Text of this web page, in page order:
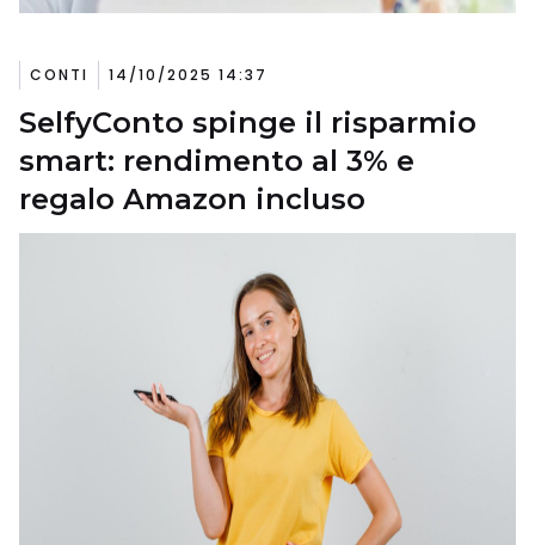
CONTI 14/10/2025 14:37
SelfyConto spinge il risparmio
smart: rendimento al 3% e
regalo Amazon incluso